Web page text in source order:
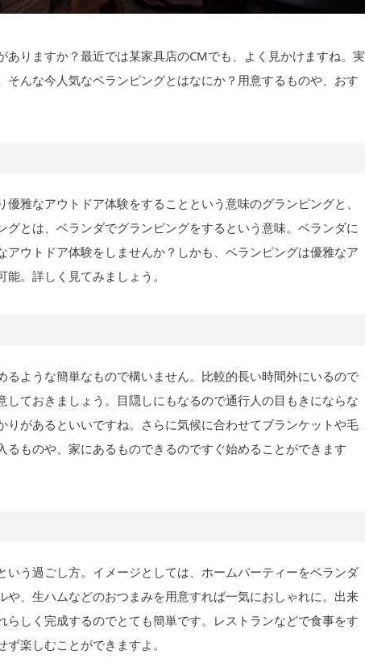
りますか？最近では某家具店のCMでも、よく見かけますね。実
んな今人気なベランピングとはなにか？用意するものや、おす
雅なアウトドア体験をすることという意味のグランピングと、
とは、ベランダでグランピングをするという意味。ベランダに
ウトドア体験をしませんか？しかも、ベランピングは優雅なア
。詳しく見てみましょう。
ような簡単なもので構いません。比較的長い時間外にいるので
ておきましょう。目隠しにもなるので通行人の目もきにならな
があるといいですね。さらに気候に合わせてブランケットや毛
ものや、家にあるものできるのですぐ始めることができます
う過ごし方。イメージとしては、ホームパーティーをベランダ
、生ハムなどのおつまみを用意すれば一気におしゃれに。出来
しく完成するのでとても簡単です。レストランなどで食事をす
楽しむことができますよ。